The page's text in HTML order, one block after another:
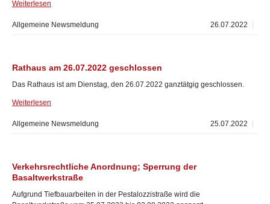
Weiterlesen
26.07.2022
Allgemeine Newsmeldung
Rathaus am 26.07.2022 geschlossen
Das Rathaus ist am Dienstag, den 26.07.2022 ganztätgig geschlossen.
Weiterlesen
25.07.2022
Allgemeine Newsmeldung
Verkehrsrechtliche Anordnung; Sperrung der
Basaltwerkstraße
Aufgrund Tiefbauarbeiten in der Pestalozzistraße wird die